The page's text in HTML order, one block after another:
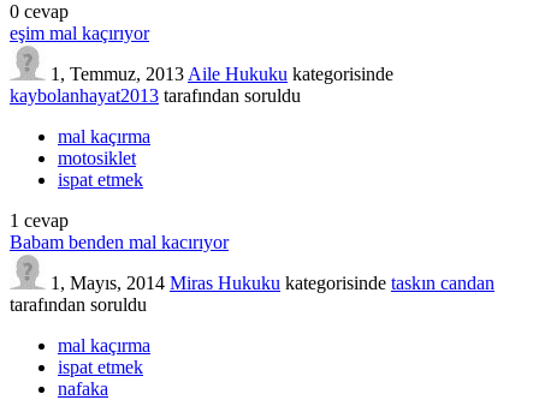
0 cevap
eşim mal kaçırıyor
1, Temmuz, 2013Aile Hukuku kategorisinde
kaybolanhayat2013 tarafından soruldu
mal kaçırma
motosiklet
ispat etmek
1 cevap
Babam benden mal kacırıyor
1, Mayıs, 2014 Miras Hukuku kategorisinde taskın candan
tarafından soruldu
mal kaçırma
ispat etmek
nafaka